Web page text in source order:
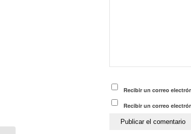
Recibir un correo
Recibir un correo